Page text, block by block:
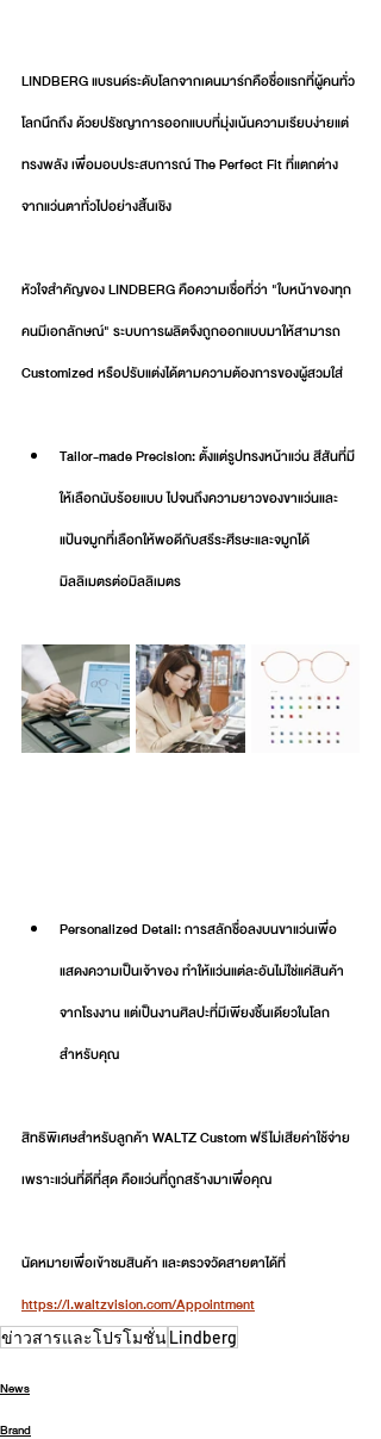
LINDBERG แบรนด์ระดับโลกจากเดนมาร์กคือชื่อแรกที่ผู้คนทั่ว
โลกนึกถึง ด้วยปรัชญาการออกแบบที่มุ่งเน้นความเรียบง่ายแต่
ทรงพลัง เพื่อมอบประสบการณ์ The Perfect Fit ที่แตกต่าง
จากแว่นตาทั่วไปอย่างสิ้นเชิง
หัวใจสำคัญของ LINDBERG คือความเชื่อที่ว่า "ใบหน้าของทุก
คนมีเอกลักษณ์" ระบบการผลิตจึงถูกออกแบบมาให้สามารถ
Customized หรือปรับแต่งได้ตามความต้องการของผู้สวมใส่
Tailor-made Precision: ตั้งแต่รูปทรงหน้าแว่น สีสันที่มี
ให้เลือกนับร้อยแบบ ไปจนถึงความยาวของขาแว่นและ
แป้นจมูกที่เลือกให้พอดีกับสรีระศีรษะและจมูกได้
มิลลิเมตรต่อมิลลิเมตร
Personalized Detail: การสลักชื่อลงบนขาแว่นเพื่อ
แสดงความเป็นเจ้าของ ทำให้แว่นแต่ละอันไม่ใช่แค่สินค้า
จากโรงงาน แต่เป็นงานศิลปะที่มีเพียงชิ้นเดียวในโลก
สำหรับคุณ
สิทธิพิเศษสำหรับลูกค้า WALTZ Custom ฟรีไม่เสียค่าใช้จ่าย
เพราะแว่นที่ดีที่สุด คือแว่นที่ถูกสร้างมาเพื่อคุณ
นัดหมายเพื่อเข้าชมสินค้า และตรวจวัดสายตาได้ที่
https://l.waltzvision.com/Appointment
ข่าวสารและโปรโมชั่นLindberg
News
Brand